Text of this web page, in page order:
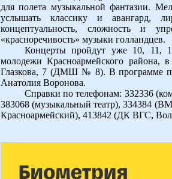
для полета музыкальной фантазии.
услышать классику и авангард,
концептуальность, сложность и
«красноречивость» музыки голландцев.
Концерты пройдут уже 10, 11,
молодежи Красноармейского района,
Глазкова, 7 (ДМШ № 8). В программе
Анатолия Воронова.
Справки по телефонам: 332336
383068 (музыкальный театр), 334384
Красноармейский), 413842 (ДК ВГС,